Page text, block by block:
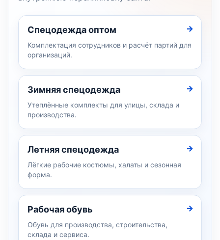
Спецодежда оптом
Комплектация сотрудников и расчёт партий для
организаций.
Зимняя спецодежда
Утеплённые комплекты для улицы, склада и
производства.
Летняя спецодежда
Лёгкие рабочие костюмы, халаты и сезонная
форма.
Рабочая обувь
Обувь для производства, строительства,
склада и сервиса.